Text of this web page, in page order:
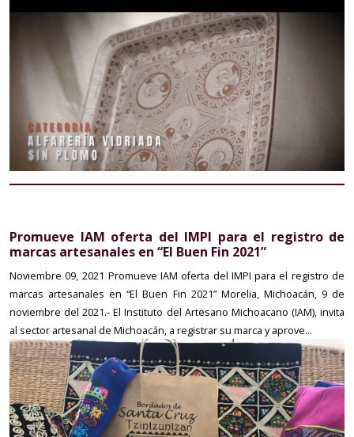
Promueve IAM oferta del IMPI para el registro de
marcas artesanales en “El Buen Fin 2021”
Noviembre 09, 2021 Promueve IAM oferta del IMPI para el registro de
marcas artesanales en “El Buen Fin 2021” Morelia, Michoacán, 9 de
noviembre del 2021.- El Instituto del Artesano Michoacano (IAM), invita
al sector artesanal de Michoacán, a registrar su marca y aprove...